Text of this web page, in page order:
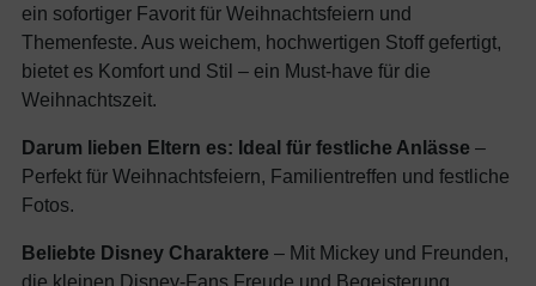
ein sofortiger Favorit für Weihnachtsfeiern und
Themenfeste. Aus weichem, hochwertigen Stoff gefertigt,
bietet es Komfort und Stil – ein Must-have für die
Weihnachtszeit.
Darum lieben Eltern es: Ideal für festliche Anlässe –
Perfekt für Weihnachtsfeiern, Familientreffen und festliche
Fotos.
Beliebte Disney Charaktere – Mit Mickey und Freunden,
die kleinen Disney-Fans Freude und Begeisterung